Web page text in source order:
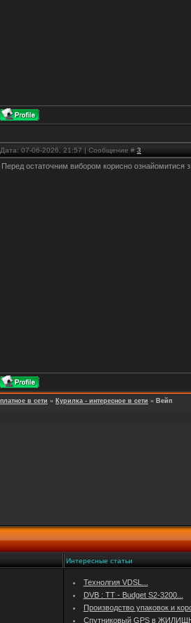
Дата: 07-06-2026, 21:57 | Сообщение # 3
Перед остаточним вибором корисно ознайомитися з
в сети » Курилка - интересное в сети » Вейп
Интересные статьи
Технолгия VDSL...
DVB : TT - Budget S2-3200...
Производство упаковок и
Спутниковый GPS в